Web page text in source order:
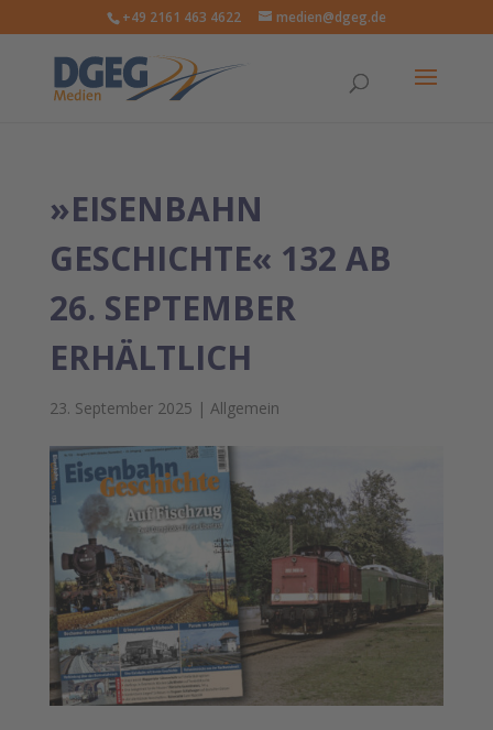
+49 2161 463 4622 medien@dgeg.de
»EISENBAHN
GESCHICHTE« 132 AB
26. SEPTEMBER
ERHÄLTLICH
23. September 2025 | Allgemein